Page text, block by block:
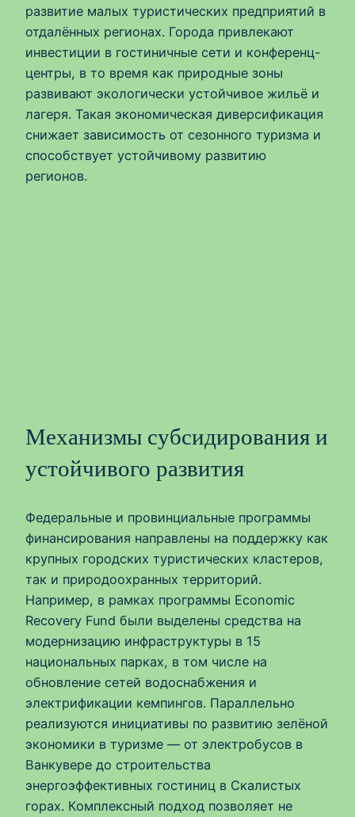
развитие малых туристических предприятий в
отдалённых регионах. Города привлекают
инвестиции в гостиничные сети и конференц-
центры, в то время как природные зоны
развивают экологически устойчивое жильё и
лагеря. Такая экономическая диверсификация
снижает зависимость от сезонного туризма и
способствует устойчивому развитию
регионов.
Механизмы субсидирования и
устойчивого развития
Федеральные и провинциальные программы
финансирования направлены на поддержку как
крупных городских туристических кластеров,
так и природоохранных территорий.
Например, в рамках программы Economic
Recovery Fund были выделены средства на
модернизацию инфраструктуры в 15
национальных парках, в том числе на
обновление сетей водоснабжения и
электрификации кемпингов. Параллельно
реализуются инициативы по развитию зелёной
экономики в туризме — от электробусов в
Ванкувере до строительства
энергоэффективных гостиниц в Скалистых
горах. Комплексный подход позволяет не